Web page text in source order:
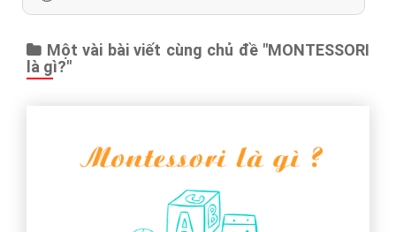
Một vài bài viết cùng chủ đề "MONTESSORI
là gì?"